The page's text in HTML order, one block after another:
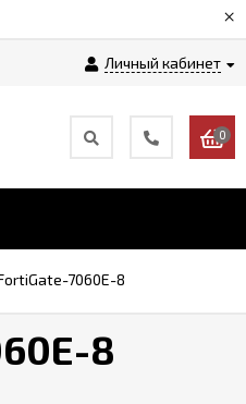
×
Личный кабинет
0
7060E-8
8